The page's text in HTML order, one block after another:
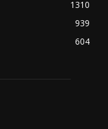
1310
939
604